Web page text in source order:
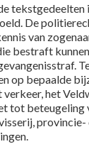
tekstgedeelten
De
van
bestraft
op bepaalde
verkeer, het
tot beteugeling
provincie-